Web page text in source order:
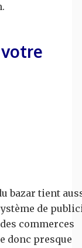
bazar tient
de
commerces
donc presque